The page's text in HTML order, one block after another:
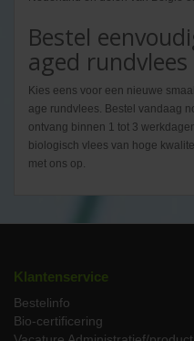
Bestel
aged
Kies eens voor een nieuwe
age rundvlees. Bestel vandaag
ontvang binnen 1 tot 3
biologisch vlees van hoge
met ons op.
Klantenservice
Bestelinfo
Bio-certificering